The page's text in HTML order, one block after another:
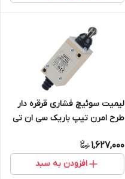
لیمیت سوئیچ فشاری قرقره دار
طرح امرن تیپ باریک سی ان تی
1,627,000
افزودن به سبد